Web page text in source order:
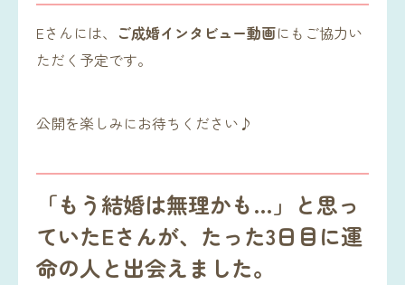
Eさんには、 ご成婚インタビュー動画にもご協力い
ただく予定です。
公開を楽しみにお待ちください♪
「もう結婚は無理かも…」と思っ
ていたEさんが、たった3日目に運
命の人と出会えました。